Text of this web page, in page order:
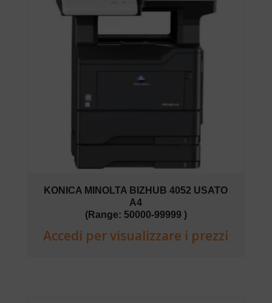
KONICA MINOLTA BIZHUB 4052 USATO
A4
(Range: 50000-99999 )
Accedi per visualizzare i prezzi